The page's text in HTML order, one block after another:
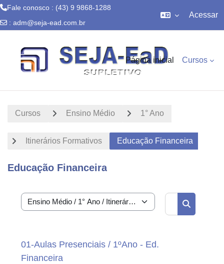
Fale conosco : (43) 9 9868-1288
: adm@seja-ead.com.br
Acessar
Página inicial Cursos
Cursos Ensino Médio 1° Ano
Itinerários Formativos Educação Financeira
Educação Financeira
Categorias de Cursos
Buscar
01-Aulas Presenciais / 1ºAno - Ed.
Financeira